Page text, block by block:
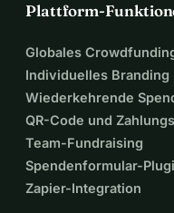
Plattform-
Globales
Individuelles Branding
Wiederkehrende
QR-Code und
Team-Fundraising
Spendenformular-
Zapier-Integration